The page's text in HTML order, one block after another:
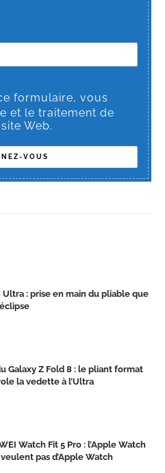
formulaire, vous
et le traitement de
Web.
Ultra : prise en main du pliable que
Galaxy Z Fold 8 : le pliant format
la vedette à l’Ultra
Watch Fit 5 Pro : l’Apple Watch
pas d’Apple Watch